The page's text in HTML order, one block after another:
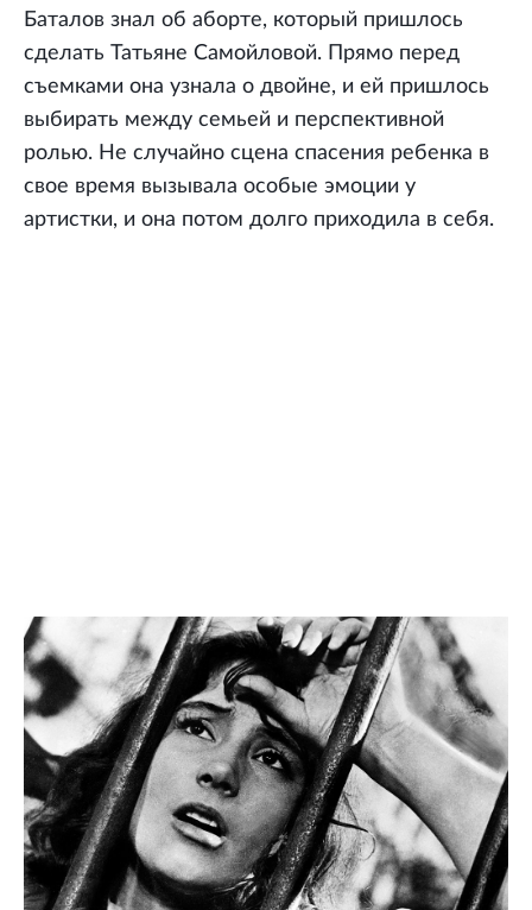
Баталов знал об аборте, который пришлось
сделать Татьяне Самойловой. Прямо перед
съемками она узнала о двойне, и ей пришлось
выбирать между семьей и перспективной
ролью. Не случайно сцена спасения ребенка в
свое время вызывала особые эмоции у
артистки, и она потом долго приходила в себя.